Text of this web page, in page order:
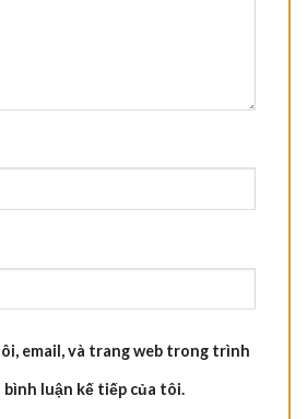
email, và trang web trong trình
luận kế tiếp của tôi.